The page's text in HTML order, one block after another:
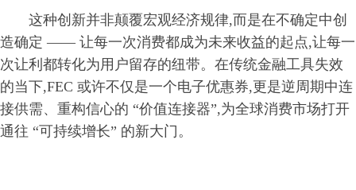
这种创新并非颠覆宏观经济规律,而是在不确定中创
造确定 —— 让每一次消费都成为未来收益的起点,让每一
次让利都转化为用户留存的纽带。在传统金融工具失效
的当下,FEC 或许不仅是一个电子优惠券,更是逆周期中连
接供需、重构信心的 “价值连接器”,为全球消费市场打开
通往 “可持续增长” 的新大门。